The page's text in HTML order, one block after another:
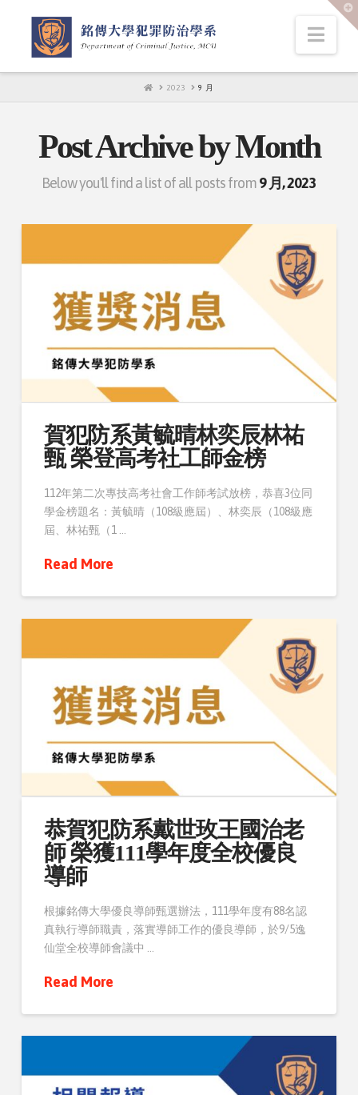
HOME
2023 9 月
Post Archive by Month
Below you'll find a list of all posts from9 月, 2023
賀犯防系黃毓晴林奕辰林祐
甄 榮登高考社工師金榜
112年第二次專技高考社會工作師考試放榜，恭喜3位同
學金榜題名：黃毓晴（108級應屆）、林奕辰（108級應
屆、林祐甄（1 …
Read More
恭賀犯防系戴世玫王國治老
師 榮獲111學年度全校優良
導師
根據銘傳大學優良導師甄選辦法，111學年度有88名認
真執行導師職責，落實導師工作的優良導師，於9/5逸
仙堂全校導師會議中 …
Read More